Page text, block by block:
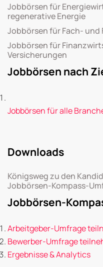
Jobbörsen für
regenerative Energie
Jobbörsen für Fach-
Jobbörsen für
Versicherungen
Jobbörsen nach
Jobbörsen für alle
Downloads
Königsweg zu den
Jobbörsen-Kompass-
Jobbörsen-
Arbeitgeber-Umfrage
Bewerber-Umfrage
Ergebnisse & Analytics